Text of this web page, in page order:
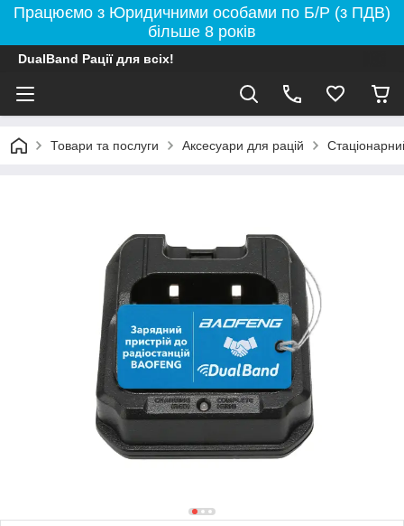
Працюємо з Юридичними особами по Б/Р (з ПДВ)
більше 8 років
DualBand Рації для всіх!
Товари та послуги Аксесуари для рацій